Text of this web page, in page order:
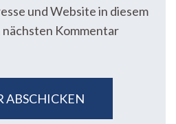
und Website in diesem
Kommentar